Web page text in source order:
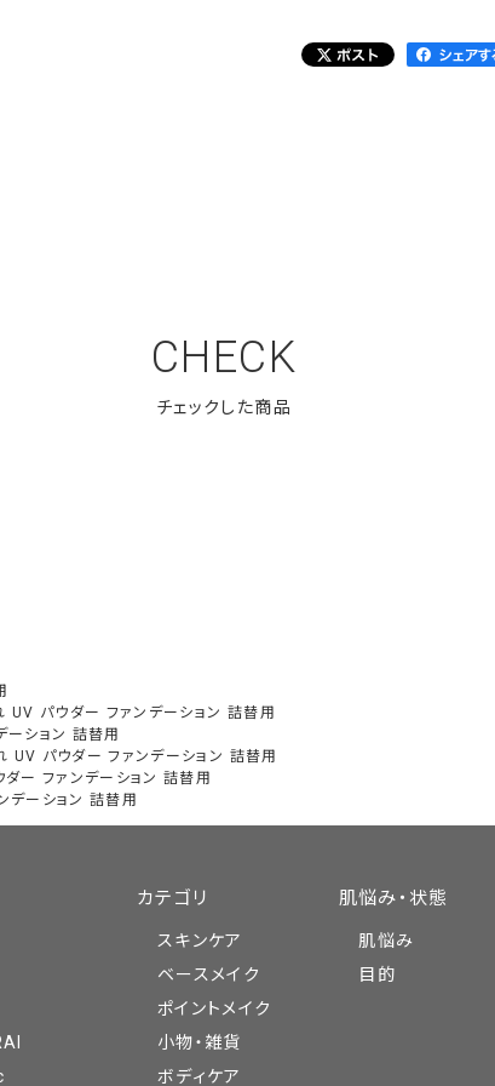
UV パウダー ファンデーション 詰替用
ーション 詰替用
UV パウダー ファンデーション 詰替用
ー ファンデーション 詰替用
デーション 詰替用
CHECK
カテゴリ
スキンケア
ベースメイク
ポイントメイク
小物・雑貨
ボディケア
肌悩み・状態
肌悩み
目的